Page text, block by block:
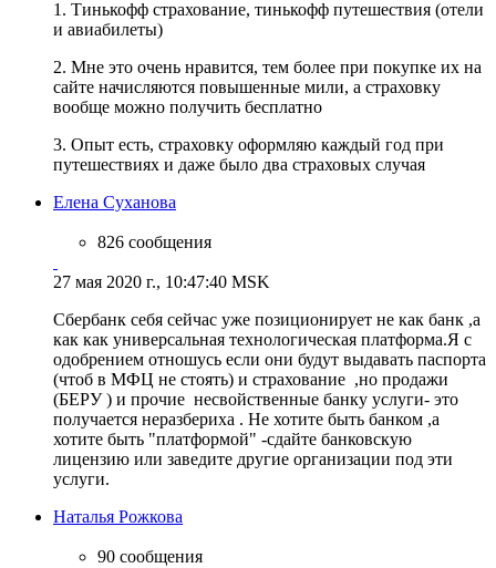
1. Тинькофф страхование, тинькофф путешествия (отели
и авиабилеты)
2. Мне это очень нравится, тем более при покупке их на
сайте начисляются повышенные мили, а страховку
вообще можно получить бесплатно
3. Опыт есть, страховку оформляю каждый год при
путешествиях и даже было два страховых случая
Елена Суханова
826 сообщения
27 мая 2020 г., 10:47:40 MSK
Сбербанк себя сейчас уже позиционирует не как банк ,а
как как универсальная технологическая платформа.Я с
одобрением отношусь если они будут выдавать паспорта
(чтоб в МФЦ не стоять) и страхование ,но продажи
(БЕРУ ) и прочие несвойственные банку услуги- это
получается неразбериха . Не хотите быть банком ,а
хотите быть "платформой" -сдайте банковскую
лицензию или заведите другие организации под эти
услуги.
Наталья Рожкова
90 сообщения